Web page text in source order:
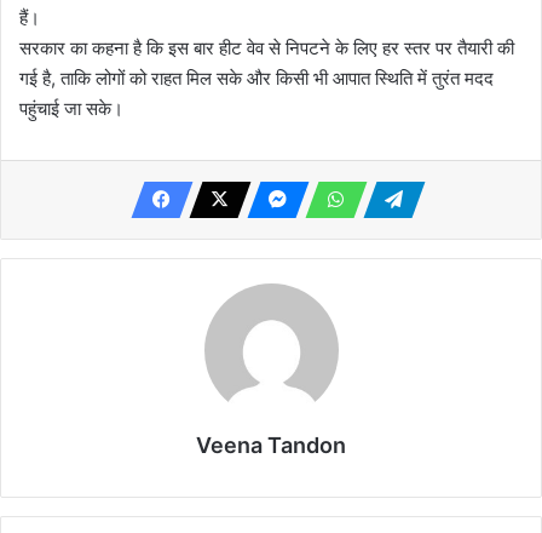
हैं।
सरकार का कहना है कि इस बार हीट वेव से निपटने के लिए हर स्तर पर तैयारी की
गई है, ताकि लोगों को राहत मिल सके और किसी भी आपात स्थिति में तुरंत मदद
पहुंचाई जा सके।
Veena Tandon